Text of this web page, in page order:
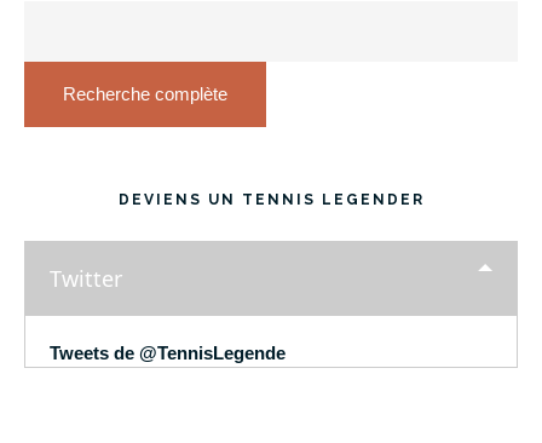
Recherche complète
DEVIENS UN TENNIS LEGENDER
Twitter
Tweets de @TennisLegende